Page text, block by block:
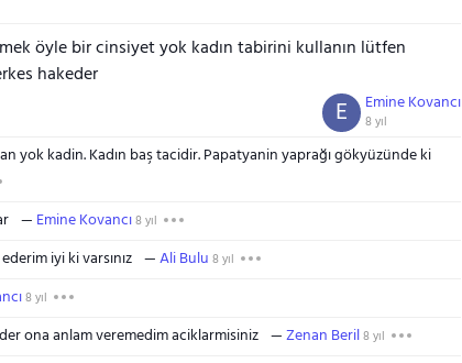
öyle bir cinsiyet yok kadın tabirini kullanın lütfen
hakeder
Emine Kovancı
8 yıl
E
yok kadin. Kadın baş tacidir. Papatyanin yaprağı gökyüzünde ki
Emine Kovancı8 yıl
iyi ki varsınız Ali Bulu 8 yıl
8 yıl
ona anlam veremedim aciklarmisiniz Zenan Beril8 yıl